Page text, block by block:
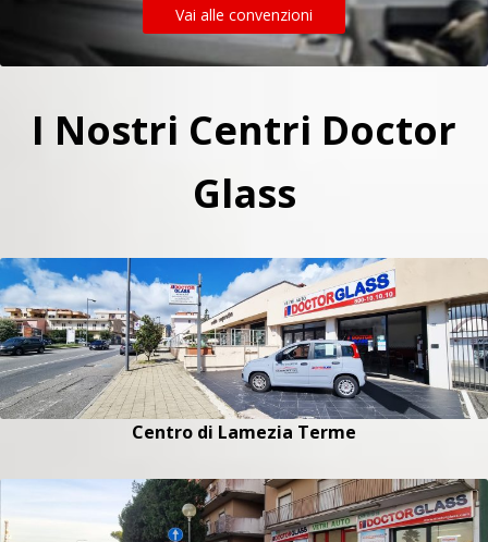
Vai alle convenzioni
I Nostri Centri Doctor
Glass
Centro di Lamezia Terme